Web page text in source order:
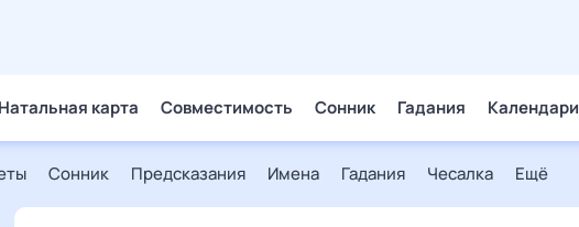
Натальная карта Совместимость Сонник Гадания Календари
Сонник Предсказания Имена Гадания Чесалка Ещё